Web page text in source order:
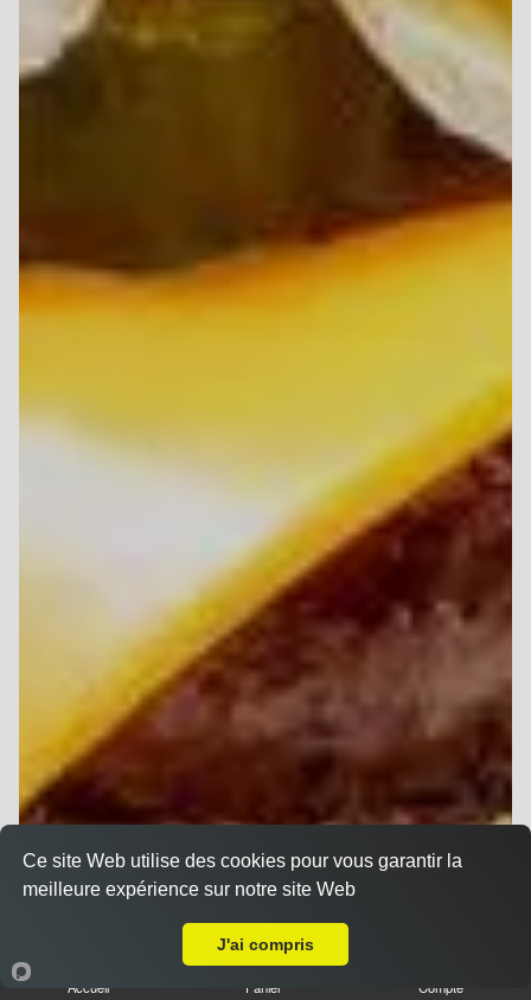
Accueil Panier Compte
Ce site Web utilise des cookies pour vous garantir la
meilleure expérience sur notre site Web
J'ai compris